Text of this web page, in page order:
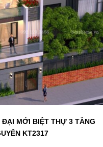
ĐẠI MỚI BIỆT THỰ 3 TẦNG
KT2317